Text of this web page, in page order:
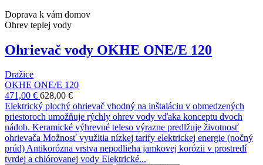
Doprava k vám domov
Ohrev teplej vody
Ohrievač vody OKHE ONE/E 120
Dražice
OKHE ONE/E 120
471,00 € 628,00 €
Elektrický plochý ohrievač vhodný na inštaláciu v obmedzených
priestoroch umožňuje rýchly ohrev vody vďaka konceptu dvoch
nádob. Keramické výhrevné teleso výrazne predlžuje životnosť
ohrievača Možnosť využitia nízkej tarify elektrickej energie (nočný
prúd) Antikorózna vrstva nepodlieha jamkovej korózii v prostredí
tvrdej a chlórovanej vody Elektrické...